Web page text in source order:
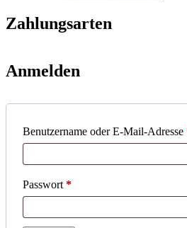
Zahlungsarten
Anmelden
Benutzername oder E-Mail-Adresse
Passwort *Erforderlich